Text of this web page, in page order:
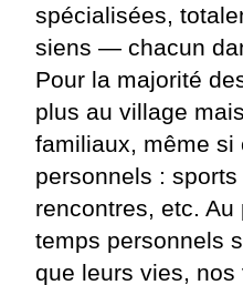
spécialisées,
siens — chacun
Pour la majorité
plus au village
familiaux, même
personnels :
rencontres, etc.
temps personnels
que leurs vies,